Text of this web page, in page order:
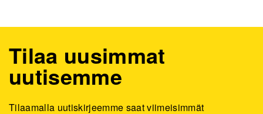
Tilaa uusimmat
uutisemme
Tilaamalla uutiskirjeemme saat viimeisimmät